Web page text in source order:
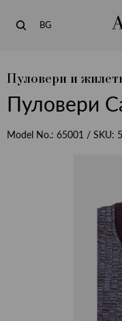
BG
Пуловери и
Пуловери
Model No.: 65001 / SKU: